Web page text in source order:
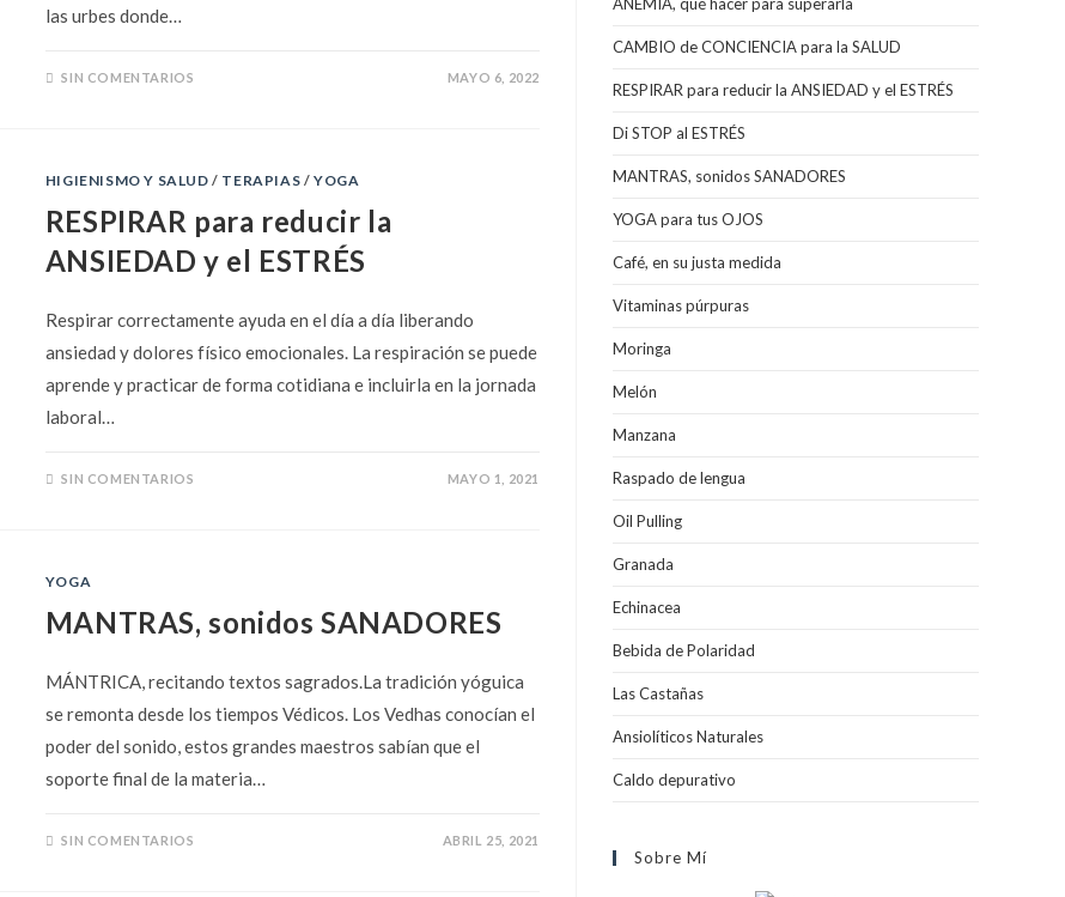
las urbes donde…
SIN COMENTARIOS MAYO 6, 2022
HIGIENISMO Y SALUD / TERAPIAS /YOGA
RESPIRAR para reducir la
ANSIEDAD y el ESTRÉS
Respirar correctamente ayuda en el día a día liberando
ansiedad y dolores físico emocionales. La respiración se puede
aprende y practicar de forma cotidiana e incluirla en la jornada
laboral…
SIN COMENTARIOS MAYO 1, 2021
YOGA
MANTRAS, sonidos SANADORES
MÁNTRICA, recitando textos sagrados.La tradición yóguica
se remonta desde los tiempos Védicos. Los Vedhas conocían el
poder del sonido, estos grandes maestros sabían que el
soporte final de la materia…
SIN COMENTARIOS ABRIL 25, 2021
CAMBIO de CONCIENCIA para la SALUD
RESPIRAR para reducir la ANSIEDAD y el ESTRÉS
Di STOP al ESTRÉS
MANTRAS, sonidos SANADORES
YOGA para tus OJOS
Café, en su justa medida
Vitaminas púrpuras
Moringa
Melón
Manzana
Raspado de lengua
Oil Pulling
Granada
Echinacea
Bebida de Polaridad
Las Castañas
Ansiolíticos Naturales
Caldo depurativo
Sobre Mí